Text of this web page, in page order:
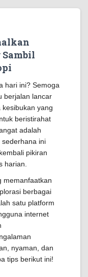
Sambil
hari ini? Semoga
berjalan lancar
yang
beristirahat
adalah
sederhana ini
pikiran
harian.
memanfaatkan
berbagai
satu platform
internet
nyaman, dan
tips berikut ini!